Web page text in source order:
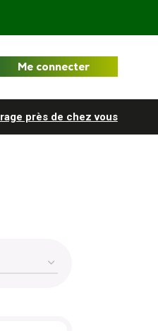
Me connecter
près de chez vous